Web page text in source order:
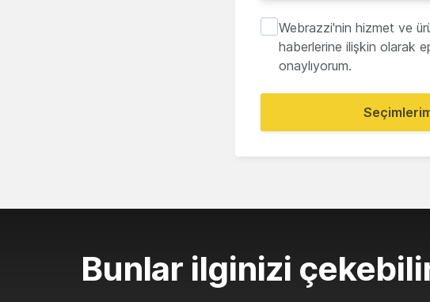
Webrazzi'nin hizmet ve
haberlerine ilişkin olarak
onaylıyorum.
Bunlar ilginizi